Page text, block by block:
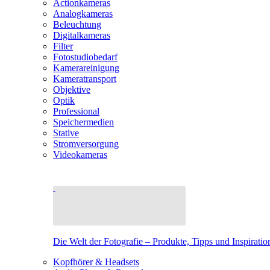
Actionkameras
Analogkameras
Beleuchtung
Digitalkameras
Filter
Fotostudiobedarf
Kamerareinigung
Kameratransport
Objektive
Optik
Professional
Speichermedien
Stative
Stromversorgung
Videokameras
Die Welt der Fotografie – Produkte, Tipps und
Kopfhörer & Headsets